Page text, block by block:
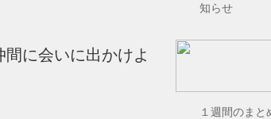
に会いに出かけよ
知らせ
１週間のまと